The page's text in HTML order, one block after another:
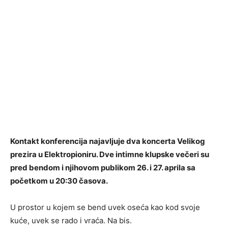
Kontakt konferencija najavljuje dva koncerta Velikog
prezira u Elektropioniru. Dve intimne klupske večeri su
pred bendom i njihovom publikom 26. i 27. aprila sa
početkom u 20:30 časova.
U prostor u kojem se bend uvek oseća kao kod svoje
kuće, uvek se rado i vraća. Na bis.